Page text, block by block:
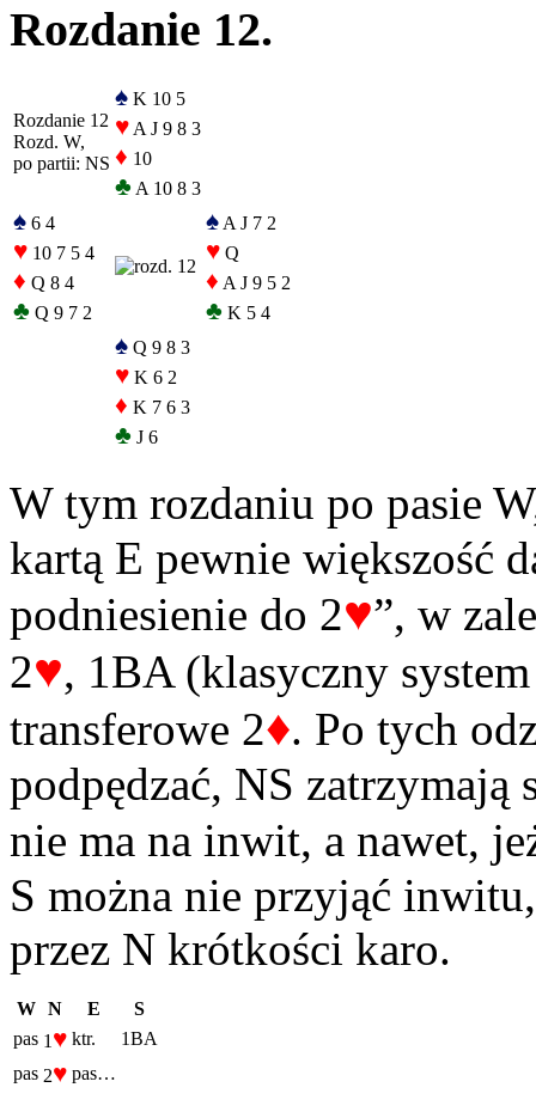
Rozdanie 12.
Rozdanie 12
Rozd. W,
po partii: NS
♠ K 10 5
♥ A J 9 8 3
♦ 10
♣ A 10 8 3
♠ 6 4
♥ 10 7 5 4
♦ Q 8 4
♣ Q 9 7 2
♠ A J 7 2
♥ Q
♦ A J 9 5 2
♣ K 5 4
♠ Q 9 8 3
♥ K 6 2
♦ K 7 6 3
♣ J 6
W tym rozdaniu po pasie
kartą E pewnie większość
podniesienie do 2♥”, w
2♥, 1BA (klasyczny
transferowe 2♦. Po tych
podpędzać, NS zatrzymają
nie ma na inwit, a nawet,
S można nie przyjąć
przez N krótkości karo.
W N E
S
pas 1 ♥ ktr.
1BA
pas 2♥ pas…